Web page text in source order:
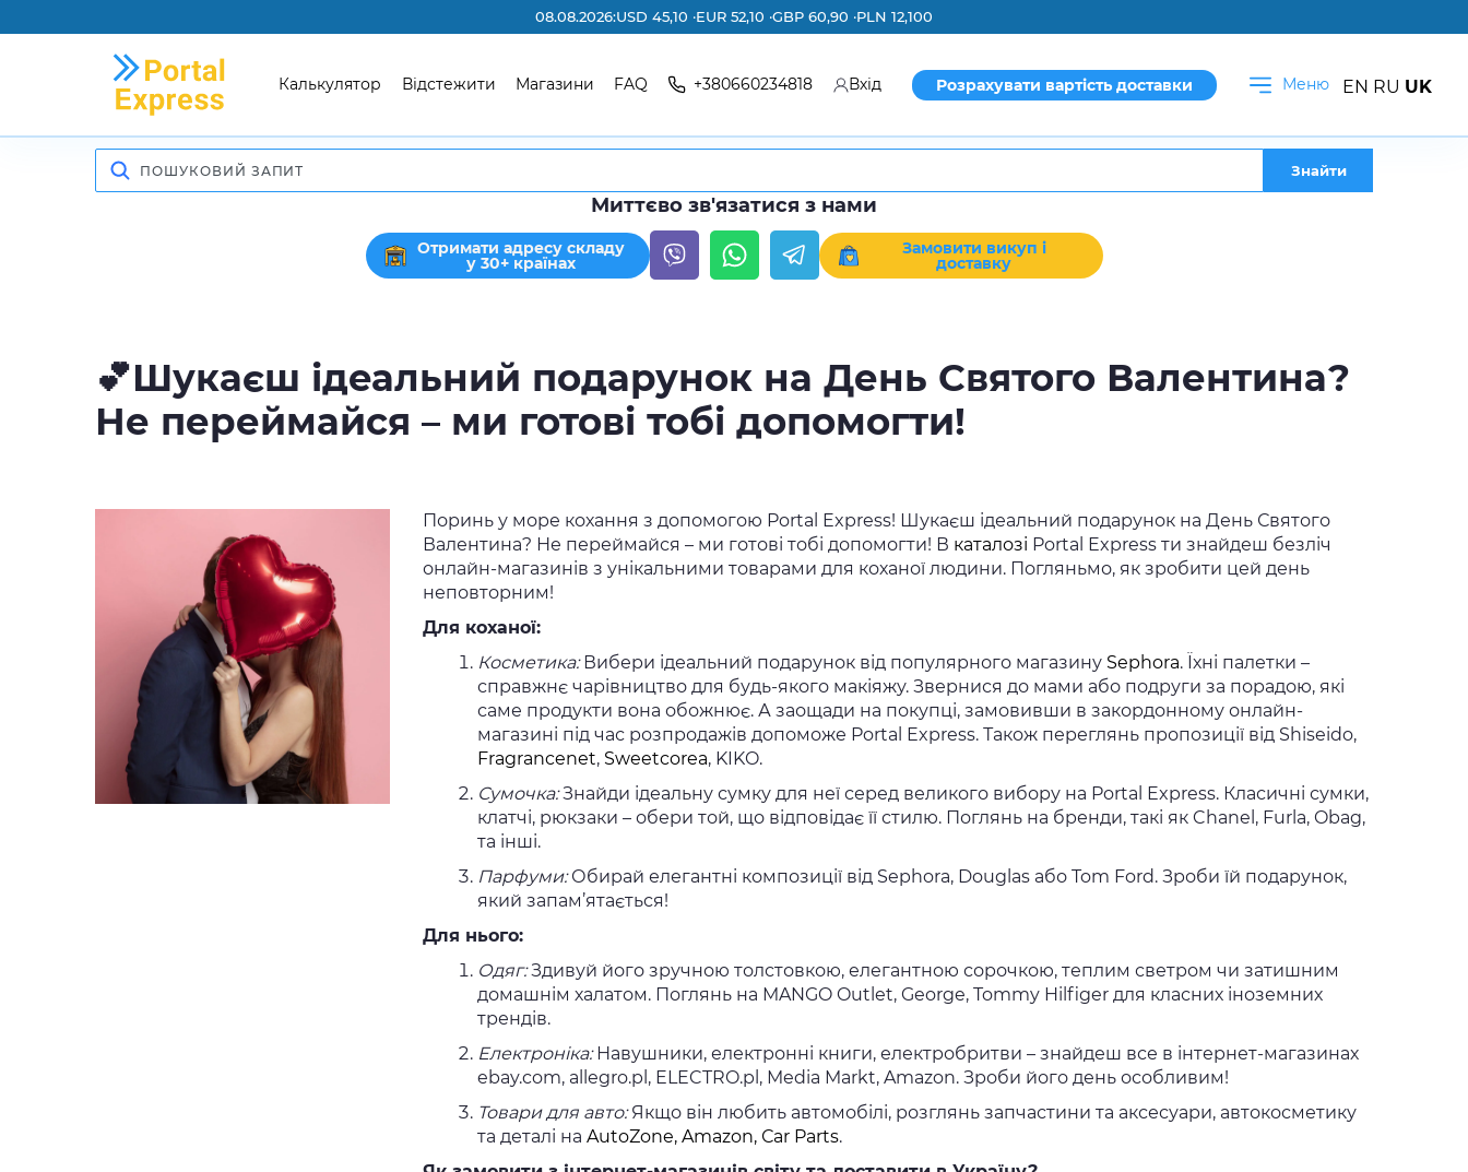
08.08.2026:USD 45,10 ·EUR 52,10 ·GBP 60,90 ·PLN 12,100
Калькулятор Відстежити Магазини FAQ +380660234818 Вхід Розрахувати вартість доставки Меню
Знайти
Миттєво зв'язатися з нами
Отримати адресу складу
у 30+ країнах
Замовити викуп і
доставку
💕Шукаєш ідеальний подарунок на День Святого Валентина?
Не переймайся – ми готові тобі допомогти!
Поринь у море кохання з допомогою Portal Express! Шукаєш ідеальний подарунок на День Святого
Валентина? Не переймайся – ми готові тобі допомогти! В каталозі Portal Express ти знайдеш безліч
онлайн-магазинів з унікальними товарами для коханої людини. Погляньмо, як зробити цей день
неповторним!
Для коханої:
Косметика:Вибери ідеальний подарунок від популярного магазину Sephora. Їхні палетки –
справжнє чарівництво для будь-якого макіяжу. Звернися до мами або подруги за порадою, які
саме продукти вона обожнює. А заощади на покупці, замовивши в закордонному онлайн-
магазині під час розпродажів допоможе Portal Express. Також переглянь пропозиції від Shiseido,
Fragrancenet, Sweetcorea, KIKO.
Сумочка:Знайди ідеальну сумку для неї серед великого вибору на Portal Express. Класичні сумки,
клатчі, рюкзаки – обери той, що відповідає її стилю. Поглянь на бренди, такі як Chanel, Furla, Obag,
та інші.
Парфуми:Обирай елегантні композиції від Sephora, Douglas або Tom Ford. Зроби їй подарунок,
який запам’ятається!
Для нього:
Одяг:Здивуй його зручною толстовкою, елегантною сорочкою, теплим светром чи затишним
домашнім халатом. Поглянь на MANGO Outlet, George, Tommy Hilfiger для класних іноземних
трендів.
Електроніка:Навушники, електронні книги, електробритви – знайдеш все в інтернет-магазинах
ebay.com, allegro.pl, ELECTRO.pl, Media Markt, Amazon. Зроби його день особливим!
Товари для авто:Якщо він любить автомобілі, розглянь запчастини та аксесуари, автокосметику
та деталі на AutoZone, Amazon, Сar Parts.
EN RU UK